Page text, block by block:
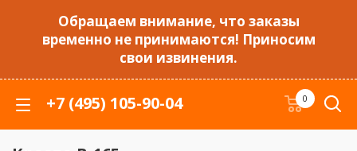
Обращаем внимание, что заказы
временно не принимаются! Приносим
свои извинения.
+7 (495) 105-90-04 0